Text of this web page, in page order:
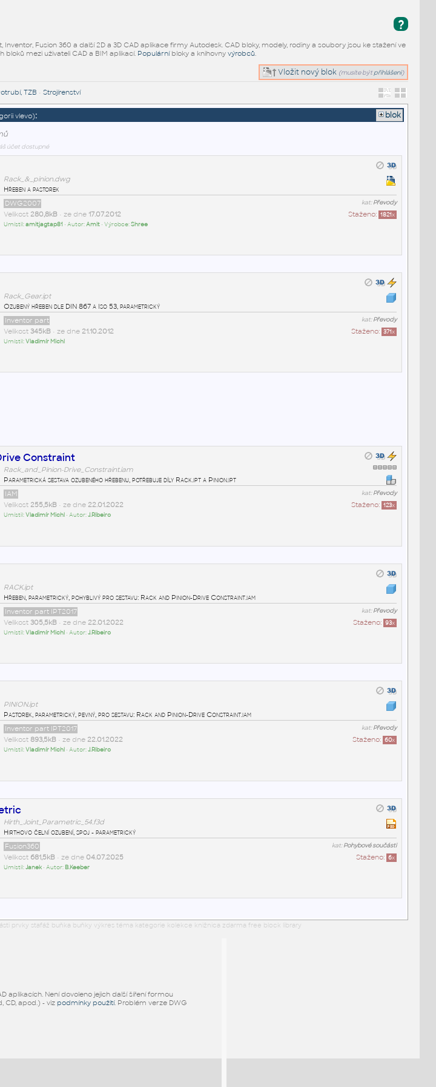
?
Inventor, Fusion 360 a další 2D a 3D CAD aplikace firmy Autodesk. CAD bloky, modely, rodiny a soubory jsou ke stažení ve
mezi uživateli CAD a BIM aplikací. Populárníbloky a knihovny výrobců.
Vložit nový blok (musíte být přihlášeni)
TZB • Strojírenství
vlevo):
blok
účet dostupné
Rack_&_pinion.dwg
Hřeben a pastorek
kat:Převody
DWG2007
Staženo: 1821x
Velikost 280,8kB• ze dne 17.07.2012
Umístil:amitjagtap81 • Autor:Amit• Výrobce:Shree
Rack_Gear.ipt
Ozubený hřeben dle DIN 867 a Iso 53, parametrický
kat:Převody
Inventor part
Staženo: 371x
Velikost 345kB• ze dne 21.10.2012
Umístil:Vladimír Michl
Constraint
Rack_and_Pinion-Drive_Constraint.iam
Parametrická sestava ozubeného hřebenu, potřebuje díly Rack.ipt a Pinion.ipt
kat:Převody
IAM
Staženo: 123x
Velikost 255,5kB• ze dne 22.01.2022
Umístil:Vladimír Michl• Autor:J.Ribeiro
RACK.ipt
Hřeben, parametrický, pohyblivý pro sestavu: Rack and Pinion-Drive Constraint.iam
kat:Převody
Inventor part IPT2017
Staženo: 93x
Velikost 305,5kB• ze dne 22.01.2022
Umístil:Vladimír Michl• Autor:J.Ribeiro
PINION.ipt
Pastorek, parametrický, pevný, pro sestavu: Rack and Pinion-Drive Constraint.iam
kat:Převody
Inventor part IPT2017
Staženo: 60x
Velikost 893,5kB• ze dne 22.01.2022
Umístil:Vladimír Michl • Autor:J.Ribeiro
Hirth_Joint_Parametric_54.f3d
Hirthovo čelní ozubení, spoj - parametrický
kat:Pohybové součásti
Fusion360
Staženo: 6x
Velikost 681,5kB• ze dne 04.07.2025
Umístil:Janek• Autor: B.Keeber
prvky stafáž buňka buňky výkres téma kategorie kolekce knižnica zdarma free block library
aplikacích. Není dovoleno jejich další šíření formou
CD, apod.) - viz podmínky použití. Problém verze DWG